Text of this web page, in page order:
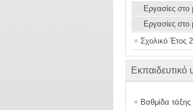
Εργασίες
Εργασίες
Σχολικό Έτος
Εκπαιδευτικό
Βαθμίδα τάξης